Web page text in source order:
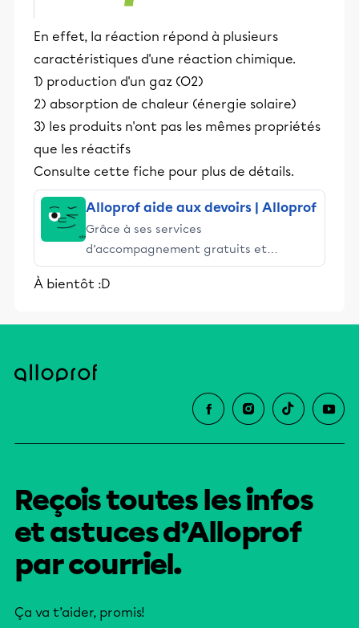
En effet, la réaction répond à plusieurs
caractéristiques d'une réaction chimique.
1) production d'un gaz (O2)
2) absorption de chaleur (énergie solaire)
3) les produits n'ont pas les mêmes propriétés
que les réactifs
Consulte cette fiche pour plus de détails.
Alloprof aide aux devoirs | Alloprof
Grâce à ses services
d’accompagnement gratuits et
stimulants, Alloprof engage les élèves
et leurs parents dans la réussite
À bientôt :D
Reçois toutes les infos
et astuces d’Alloprof
par courriel.
Ça va t’aider, promis!